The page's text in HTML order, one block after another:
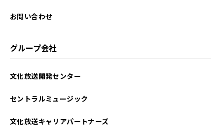
お問い合わせ
グループ会社
文化放送開発センター
セントラルミュージック
文化放送キャリアパートナーズ